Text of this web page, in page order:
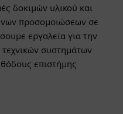
δοκιμών υλικού και
προσομοιώσεων σε
εργαλεία για την
τεχνικών συστημάτων
επιστήμης